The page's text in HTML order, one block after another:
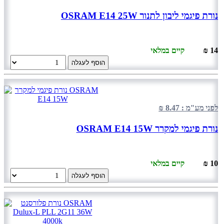
נורת פיגמי ליבון לתנור OSRAM E14 25W
14 ₪ קיים במלאי
הוסף לעגלה
לפני מע"מ : 8.47 ₪
נורת פיגמי למקרר OSRAM E14 15W
10 ₪ קיים במלאי
הוסף לעגלה